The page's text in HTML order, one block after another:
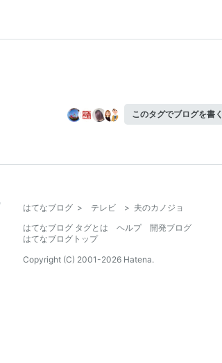
このタグでブログを書く
はてなブログ > テレビ > 夫のカノジョ
はてなブログ タグとは
ヘルプ
開発ブログ
はてなブログトップ
Copyright (C) 2001-2026 Hatena.